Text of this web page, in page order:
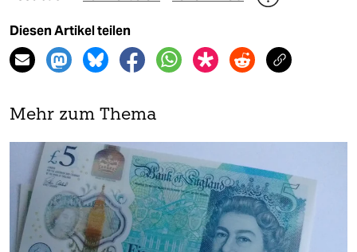
Diesen Artikel teilen
Mehr zum Thema